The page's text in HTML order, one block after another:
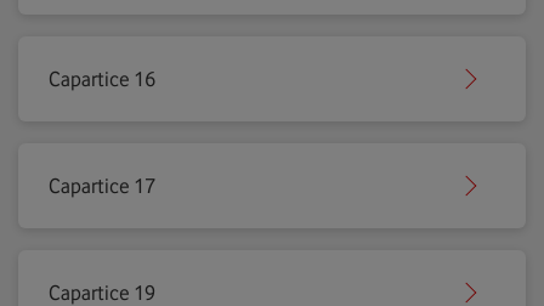
Capartice 16
Capartice 17
Capartice 19